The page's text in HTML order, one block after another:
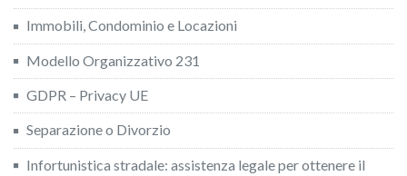
Immobili, Condominio e Locazioni
Modello Organizzativo 231
GDPR – Privacy UE
Separazione o Divorzio
Infortunistica stradale: assistenza legale per ottenere il